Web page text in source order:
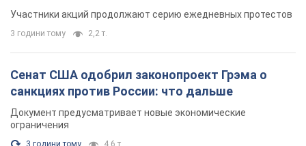
Участники акций продолжают серию ежедневных протестов
3 години тому 2,2 т.
Сенат США одобрил законопроект Грэма о
санкциях против России: что дальше
Документ предусматривает новые экономические
ограничения